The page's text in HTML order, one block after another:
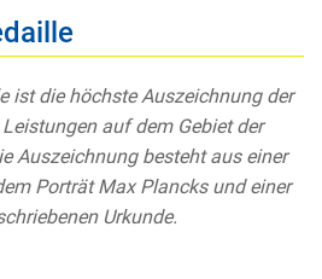
ist die höchste Auszeichnung der
auf dem Gebiet der
Auszeichnung besteht aus einer
Porträt Max Plancks und einer
Urkunde.